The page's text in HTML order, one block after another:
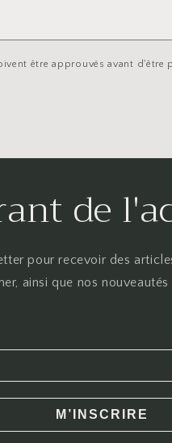
être approuvés avant d'être
de
pour recevoir des
ainsi que nos
M’INSCRIRE